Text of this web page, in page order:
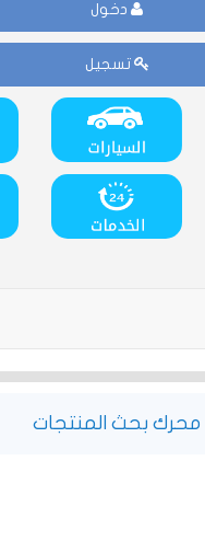
دخول
تسجيل
محرك بحث المنتجات